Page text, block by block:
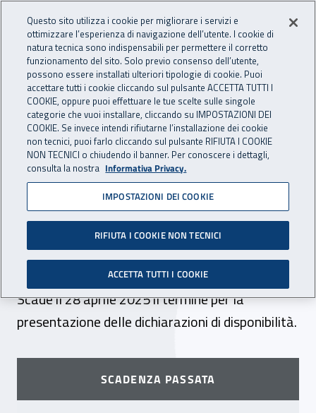
INAIL - Istituto Nazionale
Apri cerca
Navigazione principale
Navigazione - Ti trovi in:
Home Inail comunica Scadenze Scadenza
Dr molise: selezione
comparativa incarico a
tempo determinato branca
odontoiatria - sede
Campobasso
Scade il 28 aprile 2025 il termine per la
presentazione delle dichiarazioni di disponibilità.
SCADENZA PASSATA
28 APRILE 2025
Questo sito utilizza i cookie per migliorare i servizi e
ottimizzare l’esperienza di navigazione dell’utente. I cookie di
natura tecnica sono indispensabili per permettere il corretto
funzionamento del sito. Solo previo consenso dell’utente,
possono essere installati ulteriori tipologie di cookie. Puoi
accettare tutti i cookie cliccando sul pulsante ACCETTA TUTTI I
COOKIE, oppure puoi effettuare le tue scelte sulle singole
categorie che vuoi installare, cliccando su IMPOSTAZIONI DEI
COOKIE. Se invece intendi rifiutarne l’installazione dei cookie
non tecnici, puoi farlo cliccando sul pulsante RIFIUTA I COOKIE
NON TECNICI o chiudendo il banner. Per conoscere i dettagli,
consulta la nostra Informativa Privacy.
IMPOSTAZIONI DEI COOKIE
RIFIUTA I COOKIE NON TECNICI
ACCETTA TUTTI I COOKIE